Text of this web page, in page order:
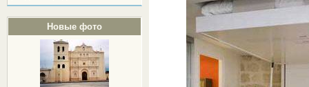
Новые фото